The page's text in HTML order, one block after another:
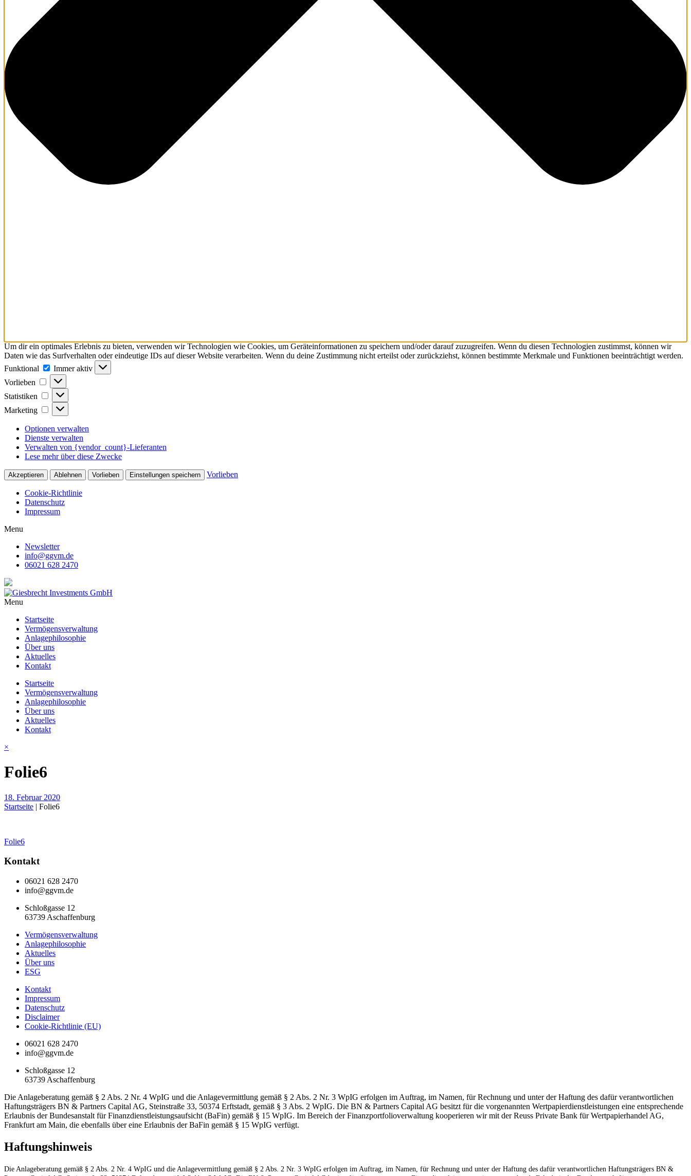
Um dir ein optimales Erlebnis zu bieten, verwenden wir Technologien wie Cookies, um Geräteinformationen zu speichern und/oder darauf zuzugreifen. Wenn du diesen Technologien zustimmst, können wir
Daten wie das Surfverhalten oder eindeutige IDs auf dieser Website verarbeiten. Wenn du deine Zustimmung nicht erteilst oder zurückziehst, können bestimmte Merkmale und Funktionen beeinträchtigt werden.
Funktional
Funktional
Immer aktiv
Vorlieben
Vorlieben
Statistiken Statistiken
Marketing Marketing
Optionen verwalten
Dienste verwalten
Verwalten von {vendor_count}-Lieferanten
Lese mehr über diese Zwecke
Akzeptieren Ablehnen Vorlieben Einstellungen speichern Vorlieben
Cookie-Richtlinie
Datenschutz
Impressum
Menu
Newsletter
info@ggvm.de
06021 628 2470
Menu
Startseite
Vermögensverwaltung
Anlagephilosophie
Über uns
Aktuelles
Kontakt
Startseite
Vermögensverwaltung
Anlagephilosophie
Über uns
Aktuelles
Kontakt
×
Folie6
18. Februar 2020
Startseite | Folie6
Beitragsnavigation
Folie6
Kontakt
06021 628 2470
info@ggvm.de
Schloßgasse 12
63739 Aschaffenburg
Vermögensverwaltung
Anlagephilosophie
Aktuelles
Über uns
ESG
Kontakt
Impressum
Datenschutz
Disclaimer
Cookie-Richtlinie (EU)
06021 628 2470
info@ggvm.de
Schloßgasse 12
63739 Aschaffenburg
Die Anlageberatung gemäß § 2 Abs. 2 Nr. 4 WpIG und die Anlagevermittlung gemäß § 2 Abs. 2 Nr. 3 WpIG erfolgen im Auftrag, im Namen, für Rechnung und unter der Haftung des dafür verantwortlichen
Haftungsträgers BN & Partners Capital AG, Steinstraße 33, 50374 Erftstadt, gemäß § 3 Abs. 2 WpIG. Die BN & Partners Capital AG besitzt für die vorgenannten Wertpapierdienstleistungen eine entsprechende
Erlaubnis der Bundesanstalt für Finanzdienstleistungsaufsicht (BaFin) gemäß § 15 WpIG. Im Bereich der Finanzportfolioverwaltung kooperieren wir mit der Reuss Private Bank für Wertpapierhandel AG,
Frankfurt am Main, die ebenfalls über eine Erlaubnis der BaFin gemäß § 15 WpIG verfügt.
Haftungshinweis
Die Anlageberatung gemäß § 2 Abs. 2 Nr. 4 WpIG und die Anlagevermittlung gemäß § 2 Abs. 2 Nr. 3 WpIG erfolgen im Auftrag, im Namen, für Rechnung und unter der Haftung des dafür verantwortlichen Haftungsträgers BN &